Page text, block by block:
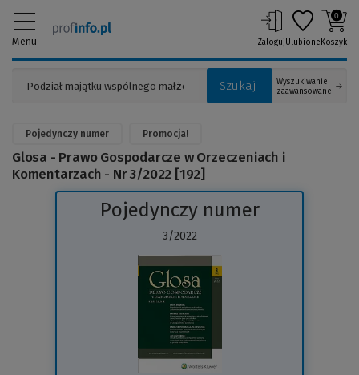
Menu
Szukaj
Wyszukiwanie
zaawansowane
ZalogujUlubione
0
Koszyk
Pojedynczy numer Promocja!
Glosa - Prawo Gospodarcze w Orzeczeniach i
Komentarzach - Nr 3/2022 [192]
Pojedynczy numer
3/2022
do